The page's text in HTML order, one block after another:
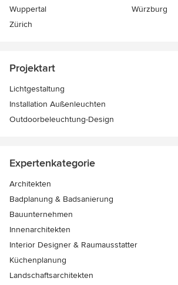
Wuppertal
Würzburg
Zürich
Projektart
Lichtgestaltung
Installation Außenleuchten
Outdoorbeleuchtung-Design
Expertenkategorie
Architekten
Badplanung & Badsanierung
Bauunternehmen
Innenarchitekten
Interior Designer & Raumausstatter
Küchenplanung
Landschaftsarchitekten